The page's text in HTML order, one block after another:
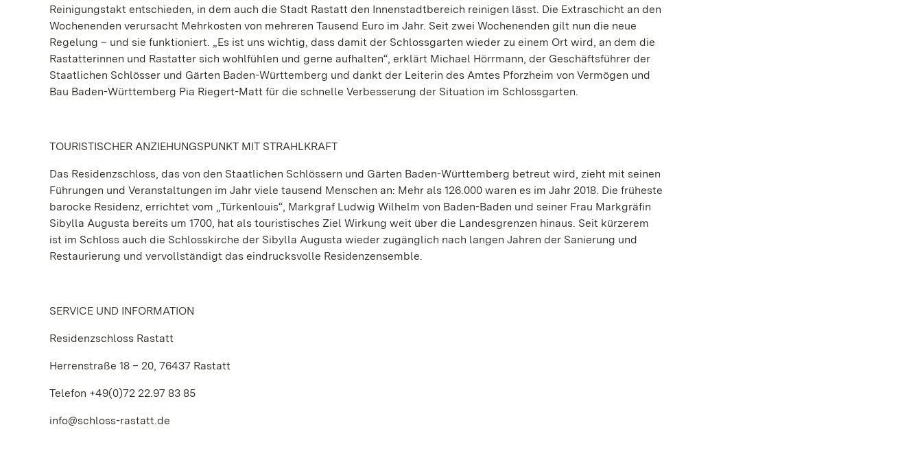
Reinigungstakt entschieden, in dem auch die Stadt Rastatt den Innenstadtbereich reinigen lässt. Die Extraschicht an den
Wochenenden verursacht Mehrkosten von mehreren Tausend Euro im Jahr. Seit zwei Wochenenden gilt nun die neue
Regelung – und sie funktioniert. „Es ist uns wichtig, dass damit der Schlossgarten wieder zu einem Ort wird, an dem die
Rastatterinnen und Rastatter sich wohlfühlen und gerne aufhalten“, erklärt Michael Hörrmann, der Geschäftsführer der
Staatlichen Schlösser und Gärten Baden-Württemberg und dankt der Leiterin des Amtes Pforzheim von Vermögen und
Bau Baden-Württemberg Pia Riegert-Matt für die schnelle Verbesserung der Situation im Schlossgarten.
TOURISTISCHER ANZIEHUNGSPUNKT MIT STRAHLKRAFT
Das Residenzschloss, das von den Staatlichen Schlössern und Gärten Baden-Württemberg betreut wird, zieht mit seinen
Führungen und Veranstaltungen im Jahr viele tausend Menschen an: Mehr als 126.000 waren es im Jahr 2018. Die früheste
barocke Residenz, errichtet vom „Türkenlouis“, Markgraf Ludwig Wilhelm von Baden-Baden und seiner Frau Markgräfin
Sibylla Augusta bereits um 1700, hat als touristisches Ziel Wirkung weit über die Landesgrenzen hinaus. Seit kürzerem
ist im Schloss auch die Schlosskirche der Sibylla Augusta wieder zugänglich nach langen Jahren der Sanierung und
Restaurierung und vervollständigt das eindrucksvolle Residenzensemble.
SERVICE UND INFORMATION
Residenzschloss Rastatt
Herrenstraße 18 – 20, 76437 Rastatt
Telefon +49(0)72 22.97 83 85
info@schloss-rastatt.de